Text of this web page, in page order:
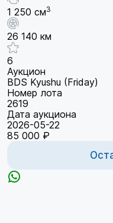
1 250 см3
26 140 км
6
Аукцион
BDS Kyushu (Friday)
Номер лота
2619
Дата аукциона
2026-05-22
85 000 ₽